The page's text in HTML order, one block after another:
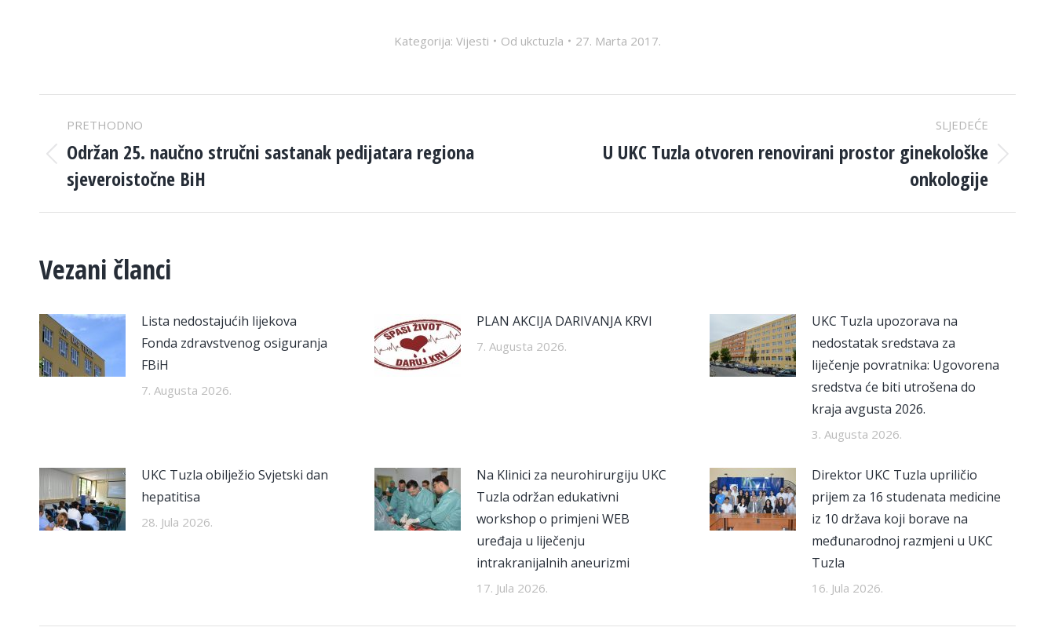
Kategorija: Vijesti Od ukctuzla 27. Marta 2017.
POST
NAVIGATION
PRETHODNO
Previous
post:
Održan 25. naučno stručni sastanak pedijatara regiona
sjeveroistočne BiH
SLJEDEĆE
U UKC Tuzla otvoren renovirani prostor ginekološke
onkologije
Vezani članci
Lista nedostajućih lijekova
Fonda zdravstvenog osiguranja
FBiH
7. Augusta 2026.
PLAN AKCIJA DARIVANJA KRVI
7. Augusta 2026.
UKC Tuzla upozorava na
nedostatak sredstava za
liječenje povratnika: Ugovorena
sredstva će biti utrošena do
kraja avgusta 2026.
3. Augusta 2026.
UKC Tuzla obilježio Svjetski dan
hepatitisa
28. Jula 2026.
Na Klinici za neurohirurgiju UKC
Tuzla održan edukativni
workshop o primjeni WEB
uređaja u liječenju
intrakranijalnih aneurizmi
17. Jula 2026.
Direktor UKC Tuzla upriličio
prijem za 16 studenata medicine
iz 10 država koji borave na
međunarodnoj razmjeni u UKC
Tuzla
16. Jula 2026.